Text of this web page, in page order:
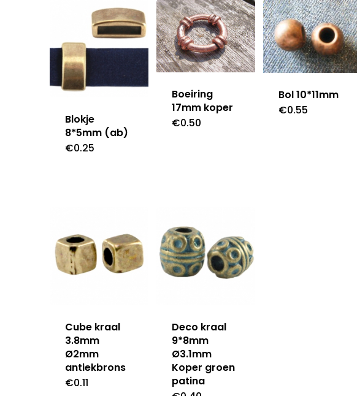
Blokje
8*5mm (ab)
€0.25
Boeiring
17mm koper
€0.50
Bol 10*11mm
€0.55
Cube kraal
3.8mm
Ø2mm
antiekbrons
€0.11
Deco kraal
9*8mm
Ø3.1mm
Koper groen
patina